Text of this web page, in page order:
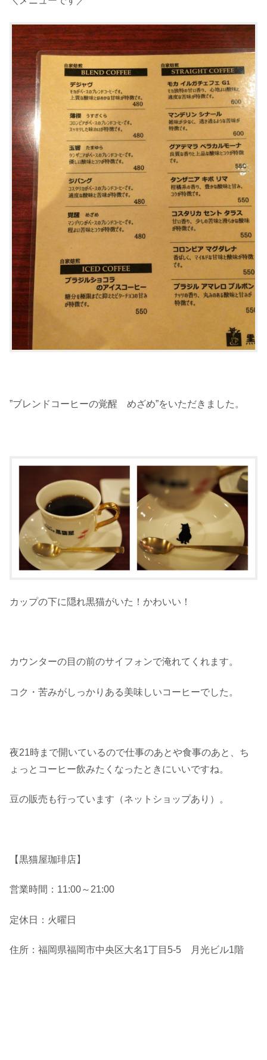
”ブレンドコーヒーの覚醒 めざめ”をいただきました。
カップの下に隠れ黒猫がいた！かわいい！
カウンターの目の前のサイフォンで淹れてくれます。
コク・苦みがしっかりある美味しいコーヒーでした。
夜21時まで開いているので仕事のあとや食事のあと、ち
ょっとコーヒー飲みたくなったときにいいですね。
豆の販売も行っています（ネットショップあり）。
【黒猫屋珈琲店】
営業時間：11:00～21:00
定休日：火曜日
住所：福岡県福岡市中央区大名1丁目5-5 月光ビル1階